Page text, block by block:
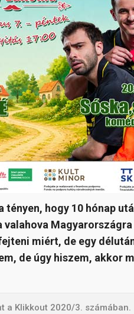
hogy 10 hónap
valahova
miért, de egy
de úgy hiszem, akkor
a Klikkout 2020/3. számában.